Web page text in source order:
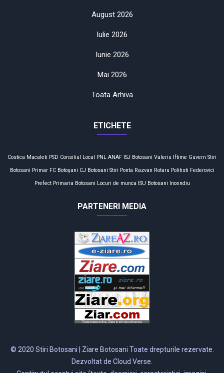
August 2026
Iulie 2026
Iunie 2026
Mai 2026
Toata Arhiva
ETICHETE
Costica Macaleti PSD Consiliul Local PNL ANAF ISJ Botosani Valeriu Iftime Guvern Stiri
Botosani Primar FC Botoşani CJ Botosani Stiri Ponta Razvan Rotaru Politisti Federovici
Prefect Primaria Botosani Locuri de munca ISU Botosani Incendiu
PARTENERI MEDIA
© 2020 Stiri Botosani | Ziare Botosani Toate drepturile rezervate.
Dezvoltat de Cloud Verse.